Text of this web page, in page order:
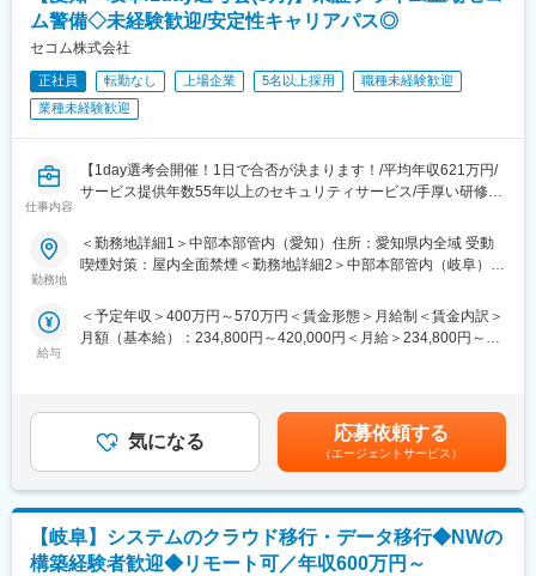
ム警備◇未経験歓迎/安定性キャリアパス◎
セコム株式会社
正社員 転勤なし 上場企業 5名以上採用
職種未経験歓迎
業種未経験歓迎
仕事内容
【1day選考会開催！1日で合否が決まります！/平均年収621万円/
サービス提供年数55年以上のセキュリティサービス/手厚い研修と
◆◇セコム1Day選考会のご案内◆◇
【拠点／開催日】
職）
・8月14日 14:00～
・8月22日 9:30～/13:30～
・8月24日 10:00～
★開催場所★
セコム（株）中部本部/愛知県名古屋市東区主税町2-9 セコム名古
屋ビル セコム中部本部5階会議室
勤務地
＜勤務地詳細1＞中部本部管内（愛知）住所：愛知県内全域 受動
喫煙対策：屋内全面禁煙＜勤務地詳細2＞中部本部管内（岐阜）住
の定める事業所
給与
＜予定年収＞400万円～570万円＜賃金形態＞月給制＜賃金内訳＞
月額（基本給）：234,800円～420,000円＜月給＞234,800円～
気になる 応募依頼する
（エージェントサービス）
【岐阜】システムのクラウド移行・データ移行◆NWの
構築経験者歓迎◆リモート可／年収600万円～